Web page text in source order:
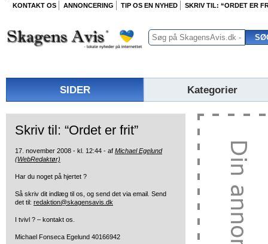
KONTAKT OS
ANNONCERING TIP OS EN NYHED SKRIV TIL: “ORDET ER
SIDER Kategorier
Skriv til: “Ordet er frit”
17. november 2008 - kl. 12:44 - af Michael Egelund
(WebRedaktør)
Har du noget på hjertet ?
Så skriv dit indlæg til os, og send det via email. Send
det til: redaktion@skagensavis.dk
I tvivl ? – kontakt os.
Michael Fonseca Egelund 40166942